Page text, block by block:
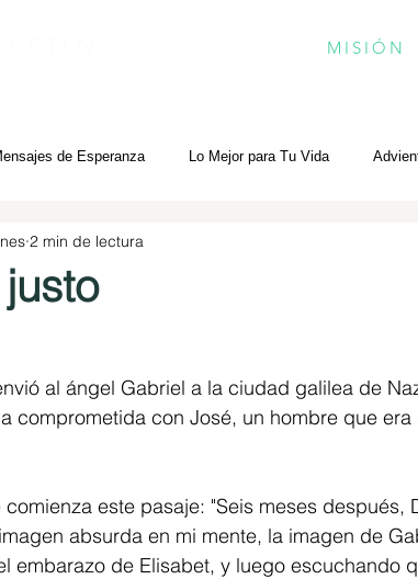
MISIÓN
de Esperanza Lo Mejor para Tu Vida
2 min de lectura
al ángel Gabriel a la ciudad galilea de
comprometida con José, un hombre que
este pasaje: "Seis meses después,
absurda en mi mente, la imagen de
embarazo de Elisabet, y luego escuchando